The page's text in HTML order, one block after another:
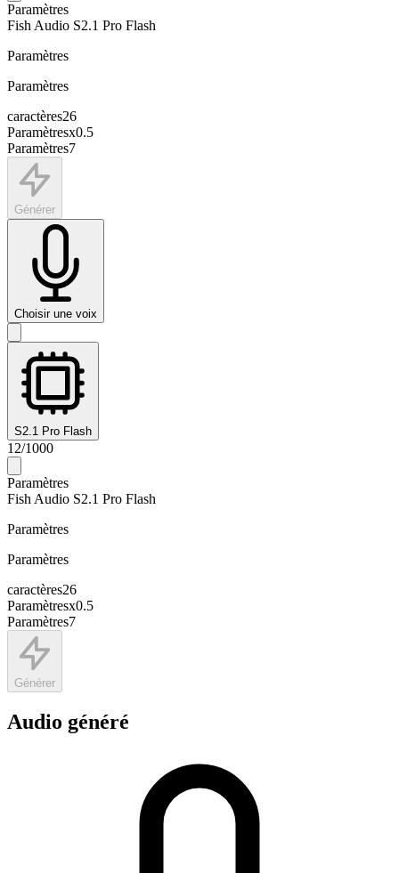
Paramètres
Fish Audio S2.1 Pro Flash
Paramètres
Paramètres
caractères26
Paramètresx0.5
Paramètres7
Générer
Choisir une voix
S2.1 Pro Flash
12/1000
Paramètres
Fish Audio S2.1 Pro Flash
Paramètres
Paramètres
caractères26
Paramètresx0.5
Paramètres7
Générer
Audio généré